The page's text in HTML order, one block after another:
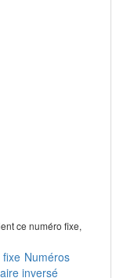
ce numéro fixe,
fixe Numéros
inversé